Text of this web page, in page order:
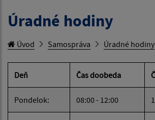
Úradné hodiny
Úvod Samospráva Úradné hodiny
Deň Čas doobeda
Pondelok: 08:00 - 12:00